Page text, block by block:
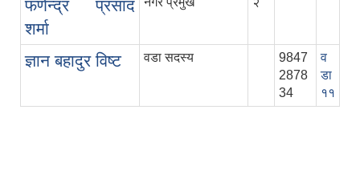
फणेन्द्र प्रसाद
शर्मा
ज्ञान बहादुर विष्‍ट वडा सदस्य
9847
2878
34
व
डा
११